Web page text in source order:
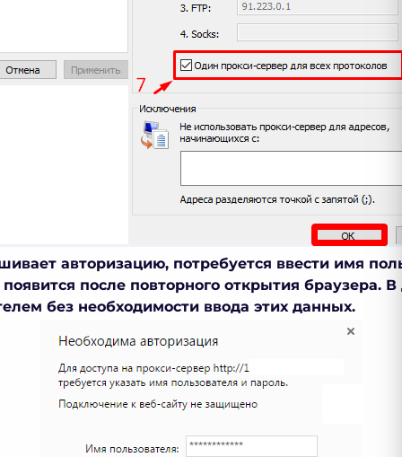
авторизацию, потребуется ввести имя
после повторного открытия браузера.
без необходимости ввода этих данных.